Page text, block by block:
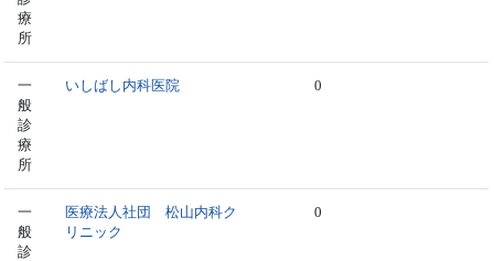
療
所
一
般
診
療
所
いしばし内科医院 0
一
般
診
医療法人社団 松山内科ク
リニック
0